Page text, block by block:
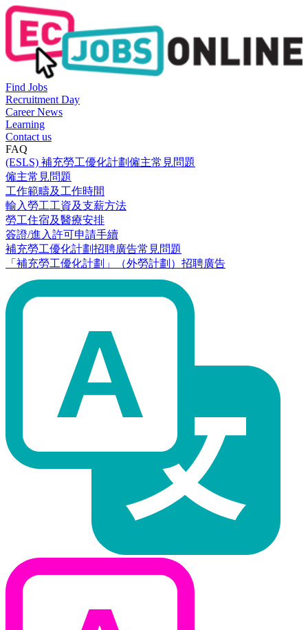
Find Jobs
Recruitment Day
Career News
Learning
Contact us
FAQ
(ESLS) 補充勞工優化計劃僱主常見問題
僱主常見問題
工作範疇及工作時間
輸入勞工工資及支薪方法
勞工住宿及醫療安排
簽證/進入許可申請手續
補充勞工優化計劃招聘廣告常見問題
「補充勞工優化計劃」（外勞計劃）招聘廣告